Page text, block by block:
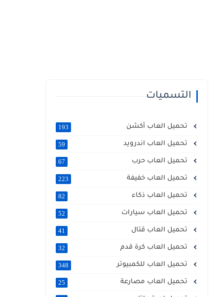
التسميات
تحميل العاب أكشن 193
تحميل العاب اندرويد 59
تحميل العاب حرب 67
تحميل العاب خفيفة 223
تحميل العاب ذكاء 82
تحميل العاب سيارات 52
تحميل العاب قتال 41
تحميل العاب كرة قدم 32
تحميل العاب للكمبيوتر 348
تحميل العاب مصارعة 25